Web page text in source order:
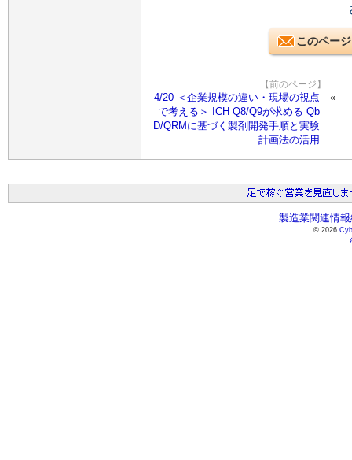
このペー
【前のページ】
4/20 ＜企業規模の違い・現場の視点
で考える＞ ICH Q8/Q9が求める Qb
D/QRMに基づく製剤開発手順と実験
計画法の活用
製造業関連情
© 2026